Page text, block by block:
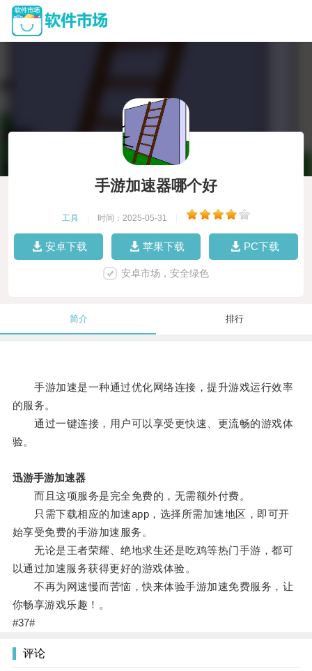
手游加速器哪个好
工具 时间：2025-05-31
安卓下载 苹果下载 PC下载
安卓市场，安全绿色
简介 排行
手游加速是一种通过优化网络连接，提升游戏运行效率
的服务。
通过一键连接，用户可以享受更快速、更流畅的游戏体
验。
迅游手游加速器
而且这项服务是完全免费的，无需额外付费。
只需下载相应的加速app，选择所需加速地区，即可开
始享受免费的手游加速服务。
无论是王者荣耀、绝地求生还是吃鸡等热门手游，都可
以通过加速服务获得更好的游戏体验。
不再为网速慢而苦恼，快来体验手游加速免费服务，让
你畅享游戏乐趣！。
#37#
评论